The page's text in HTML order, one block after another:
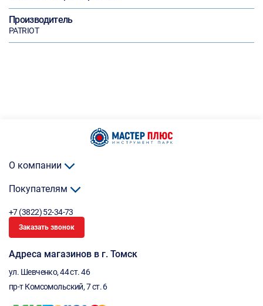
Производитель
PATRIOT
О компании
Покупателям
+7 (3822) 52-34-73
Заказать звонок
Адреса магазинов в г. Томск
ул. Шевченко, 44 ст. 46
пр-т Комсомольский, 7 ст. 6